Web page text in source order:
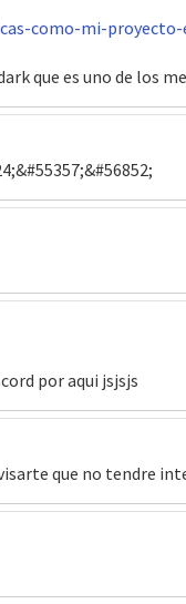
como-mi-proyecto-
que es uno de los
por aqui jsjsjs
que no tendre